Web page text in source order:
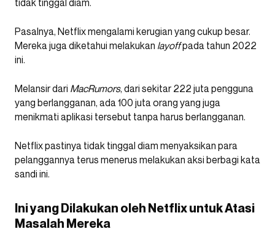
tidak tinggal diam.
Pasalnya, Netflix mengalami kerugian yang cukup besar.
Mereka juga diketahui melakukan layoffpada tahun 2022
ini.
Melansir dari MacRumors, dari sekitar 222 juta pengguna
yang berlangganan, ada 100 juta orang yang juga
menikmati aplikasi tersebut tanpa harus berlangganan.
Netflix pastinya tidak tinggal diam menyaksikan para
pelanggannya terus menerus melakukan aksi berbagi kata
sandi ini.
Ini yang Dilakukan oleh Netflix untuk Atasi
Masalah Mereka